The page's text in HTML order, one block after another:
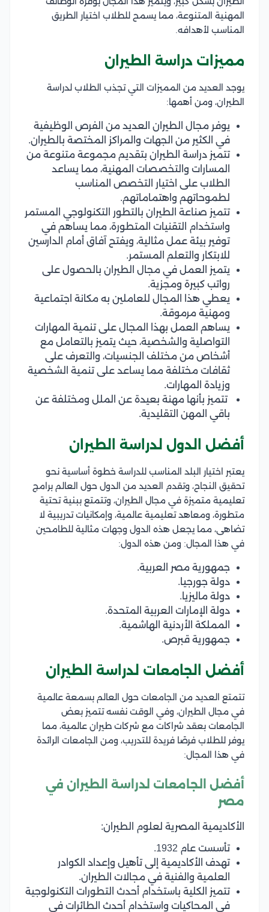
المهنية المتنوعة، مما يسمح للطلاب اختيار الطريق
المناسب لأهدافه.
مميزات دراسة الطيران
يوجد العديد من المميزات التي تجذب الطلاب لدراسة
الطيران، ومن أهمها:
يوفر مجال الطيران العديد من الفرص الوظيفية
في الكثير من الجهات والمراكز المختصة بالطيران.
تتميز دراسة الطيران بتقديم مجموعة متنوعة من
المسارات والتخصصات المهنية، مما يساعد
الطلاب على اختيار التخصص المناسب
لطموحاتهم واهتماماتهم.
تتميز صناعة الطيران بالتطور التكنولوجي المستمر
واستخدام التقنيات المتطورة، مما يساهم في
توفير بيئة عمل مثالية، ويفتح آفاق أمام الدارسين
للابتكار والتعلم المستمر.
يتميز العمل في مجال الطيران بالحصول على
رواتب كبيرة ومجزية.
يعطي هذا المجال للعاملين به مكانة اجتماعية
ومهنية مرموقة.
يساهم العمل بهذا المجال على تنمية المهارات
التواصلية والشخصية، حيث يتميز بالتعامل مع
أشخاص من مختلف الجنسيات، والتعرف على
ثقافات مختلفة مما يساعد على تنمية الشخصية
وزيادة المهارات.
تتميز بأنها مهنة بعيدة عن الملل ومختلفة عن
باقي المهن التقليدية.
أفضل الدول لدراسة الطيران
يعتبر اختيار البلد المناسب للدراسة خطوة أساسية نحو
تحقيق النجاح، وتقدم العديد من الدول حول العالم برامج
تعليمية متميزة في مجال الطيران، وتتمتع ببنية تحتية
متطورة، ومعاهد تعليمية عالمية، وإمكانيات تدريبية لا
تضاهى، مما يجعل هذه الدول وجهات مثالية للطامحين
في هذا المجال: ومن هذه الدول:
جمهورية مصر العربية.
دولة جورجيا.
دولة ماليزيا.
دولة الإمارات العربية المتحدة.
المملكة الأردنية الهاشمية.
جمهورية قبرص.
أفضل الجامعات لدراسة الطيران
تتمتع العديد من الجامعات حول العالم بسمعة عالمية
في مجال الطيران، وفي الوقت نفسه تتميز بعض
الجامعات بعقد شراكات مع شركات طيران عالمية، مما
يوفر للطلاب فرصًا فريدة للتدريب، ومن الجامعات الرائدة
في هذا المجال:
أفضل الجامعات لدراسة الطيران في
مصر
الأكاديمية المصرية لعلوم الطيران:
تأسست عام 1932.
تهدف الأكاديمية إلى تأهيل وإعداد الكوادر
العلمية والفنية في مجالات الطيران.
تتميز الكلية باستخدام أحدث التطورات التكنولوجية
في المحاكيات واستخدام أحدث الطائرات في